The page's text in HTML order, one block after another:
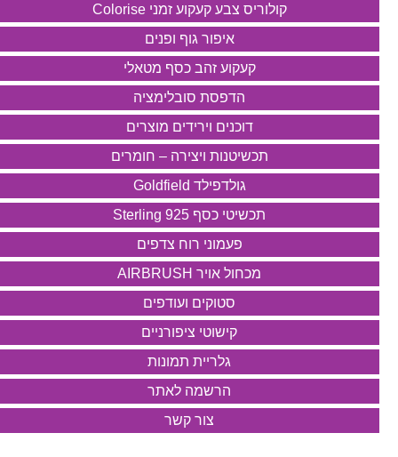
קולוריס צבע קעקוע זמני Colorise
איפור גוף ופנים
קעקוע זהב כסף מטאלי
הדפסת סובלימציה
דוכנים וירידים מוצרים
תכשיטנות ויצירה – חומרים
גולדפילד Goldfield
תכשיטי כסף 925 Sterling
פעמוני רוח צדפים
מכחול אויר AIRBRUSH
סטוקים ועודפים
קישוטי ציפורניים
גלריית תמונות
הרשמה לאתר
צור קשר